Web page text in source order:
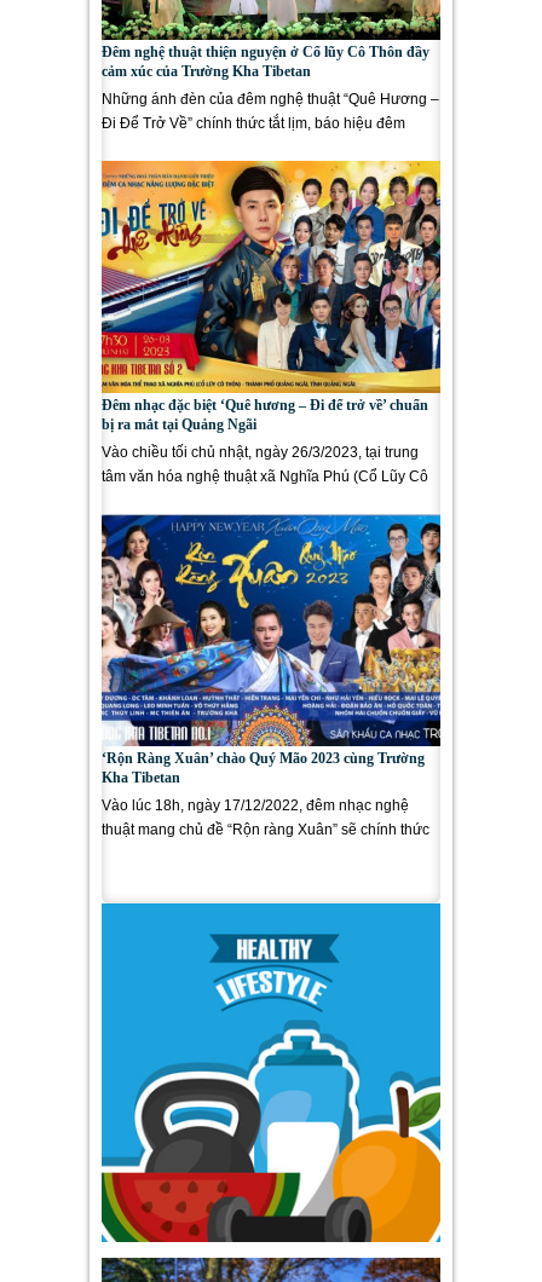
Đêm nghệ thuật thiện nguyện ở Cổ lũy Cô Thôn đầy
cảm xúc của Trường Kha Tibetan
Những ánh đèn của đêm nghệ thuật “Quê Hương –
Đi Để Trở Về” chính thức tắt lịm, báo hiệu đêm
Đêm nhạc đặc biệt ‘Quê hương – Đi để trở về’ chuẩn
bị ra mắt tại Quảng Ngãi
Vào chiều tối chủ nhật, ngày 26/3/2023, tại trung
tâm văn hóa nghệ thuật xã Nghĩa Phú (Cổ Lũy Cô
‘Rộn Ràng Xuân’ chào Quý Mão 2023 cùng Trường
Kha Tibetan
Vào lúc 18h, ngày 17/12/2022, đêm nhạc nghệ
thuật mang chủ đề “Rộn ràng Xuân” sẽ chính thức